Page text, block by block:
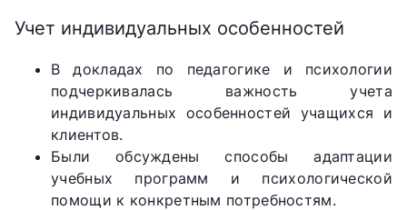
Учет индивидуальных особенностей
В докладах по педагогике и психологии
подчеркивалась важность учета
индивидуальных особенностей учащихся и
клиентов.
Были обсуждены способы адаптации
учебных программ и психологической
помощи к конкретным потребностям.